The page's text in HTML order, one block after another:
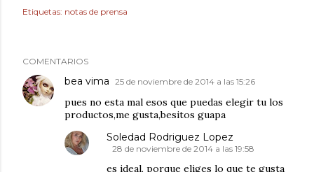
Etiquetas: notas de prensa
COMENTARIOS
bea vima 25 de noviembre de 2014 a las 15:26
pues no esta mal esos que puedas elegir tu los
productos,me gusta,besitos guapa
Soledad Rodriguez Lopez
28 de noviembre de 2014 a las 19:58
es ideal, porque eliges lo que te gusta